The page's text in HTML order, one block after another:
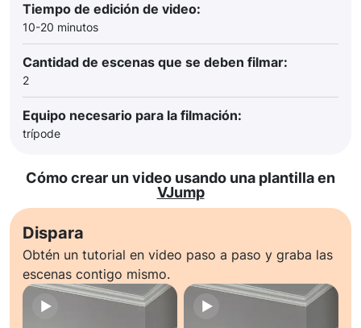
Tiempo de edición de video:
10-20 minutos
Cantidad de escenas que se deben filmar:
2
Equipo necesario para la filmación:
trípode
Cómo crear un video usando una plantilla en
VJump
Dispara
Obtén un tutorial en video paso a paso y graba las
escenas contigo mismo.